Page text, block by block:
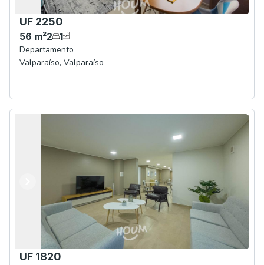
UF 2250
56 m²2 1
Departamento
Valparaíso, Valparaíso
UF 1820